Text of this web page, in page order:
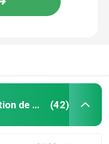
Machine de moulage par injection de seau (42)